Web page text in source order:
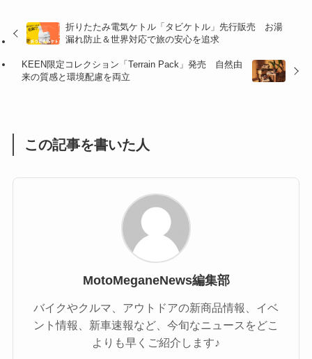
(32) (36)
(47)
(8)
(16)
折りたたみ電気ケトル「タビケトル」先行販売 お湯
漏れ防止＆世界対応で旅の安心を追求
KEEN限定コレクション「Terrain Pack」発売 自然由
来の質感と環境配慮を両立
この記事を書いた人
MotoMeganeNews編集部
バイクやクルマ、アウトドアの新商品情報、イベ
ント情報、新車速報など、今旬なニュースをどこ
よりも早くご紹介します♪